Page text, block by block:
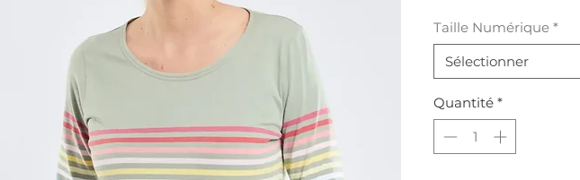
Taille Numérique *
Sélectionner
Quantité *